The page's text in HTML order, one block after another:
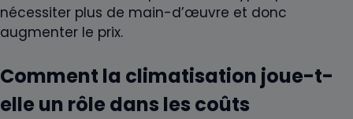
nécessiter plus de main-d’œuvre et donc
augmenter le prix.
Comment la climatisation joue-t-
elle un rôle dans les coûts